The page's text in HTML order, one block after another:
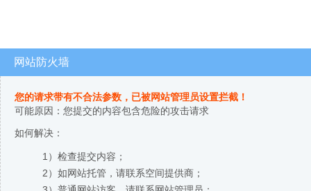
网站防火墙
您的请求带有不合法参数，已被网站管理员设置拦截！
可能原因：您提交的内容包含危险的攻击请求
如何解决：
1）检查提交内容；
2）如网站托管，请联系空间提供商；